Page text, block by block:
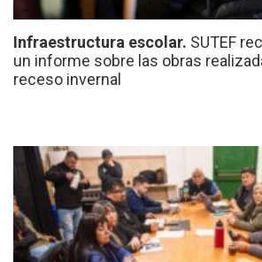
Infraestructura escolar. SUTEF
un informe sobre las obras
receso invernal